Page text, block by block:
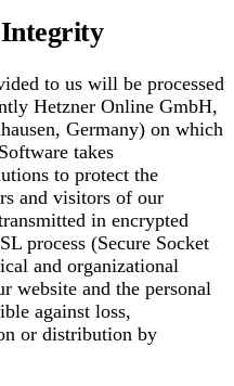
Integrity
to us will be processed
Hetzner Online GmbH,
Germany) on which
takes
to protect the
and visitors of our
in encrypted
process (Secure Socket
and organizational
website and the personal
against loss,
or distribution by